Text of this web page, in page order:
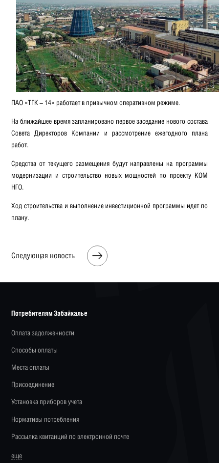
ПАО «ТГК – 14» работает в привычном оперативном режиме.
На ближайшее время запланировано первое заседание нового состава
Совета Директоров Компании и рассмотрение ежегодного плана
работ.
Средства от текущего размещения будут направлены на программы
модернизации и строительство новых мощностей по проекту КОМ
НГО.
Ход строительства и выполнение инвестиционной программы идет по
плану.
Следующая новость
Потребителям Забайкалье
Оплата задолженности
Способы оплаты
Места оплаты
Присоединение
Установка приборов учета
Нормативы потребления
Рассылка квитанций по электронной почте
еще